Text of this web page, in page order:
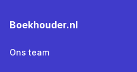
Boekhouder.nl
Ons team